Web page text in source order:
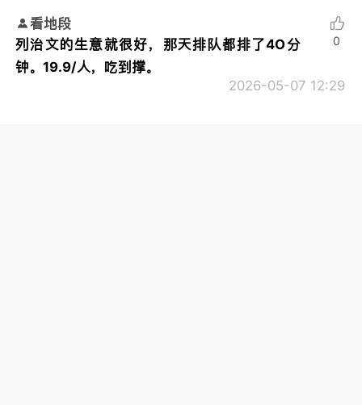
看地段
列治文的生意就很好，那天排队都排了4O分
钟。19.9/人，吃到撑。
2026-05-07 12:29
0